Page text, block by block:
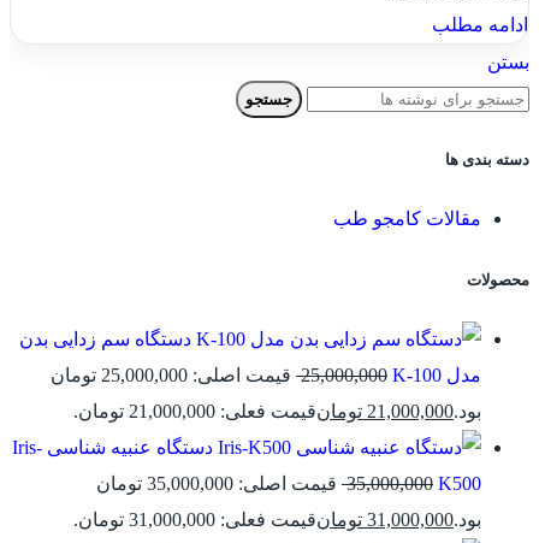
ادامه مطلب
بستن
جستجو
دسته بندی ها
مقالات کامجو طب
محصولات
دستگاه سم زدایی بدن
مدل K-100
25,000,000
قیمت اصلی: 25,000,000 تومان
بود.21,000,000 تومانقیمت فعلی: 21,000,000 تومان.
دستگاه عنبیه شناسی Iris-
K500
35,000,000
قیمت اصلی: 35,000,000 تومان
بود.31,000,000 تومانقیمت فعلی: 31,000,000 تومان.